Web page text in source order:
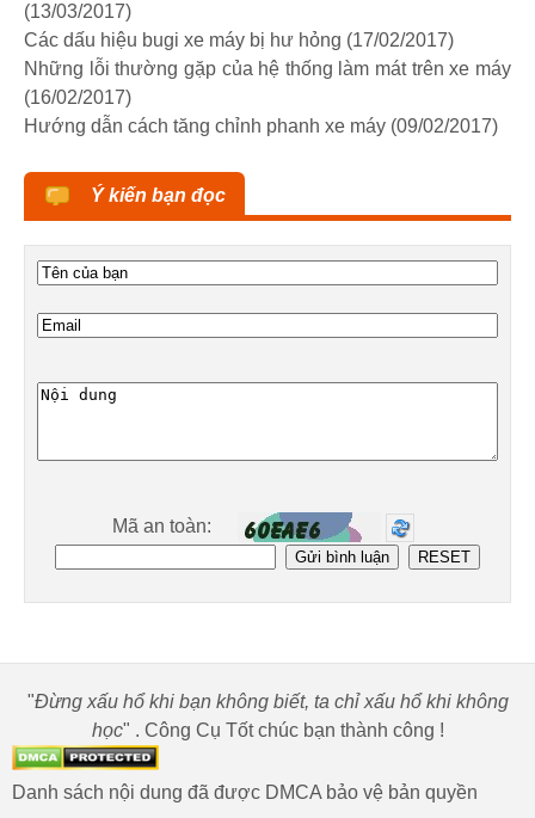
(13/03/2017)
Các dấu hiệu bugi xe máy bị hư hỏng (17/02/2017)
Những lỗi thường gặp của hệ thống làm mát trên xe máy
(16/02/2017)
Hướng dẫn cách tăng chỉnh phanh xe máy (09/02/2017)
Ý kiến bạn đọc
Mã an toàn:
"Đừng xấu hổ khi bạn không biết, ta chỉ xấu hổ khi không
học" . Công Cụ Tốt chúc bạn thành công !
Danh sách nội dung đã được DMCA bảo vệ bản quyền